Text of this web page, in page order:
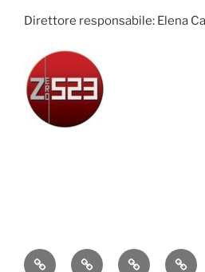
Direttore responsabile: Elena
AttualitàCronacaPolitica